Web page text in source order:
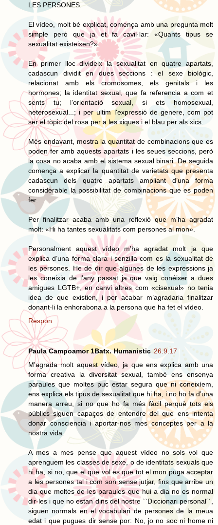
LES PERSONES.
El vídeo, molt bé explicat, comença amb una pregunta molt
simple però que ja et fa cavil·lar: «Quants tipus se
sexualitat existeixen?»
En primer lloc divideix la sexualitat en quatre apartats,
cadascun dividit en dues seccions : el sexe biològic,
relacionat amb els cromosomes, els genitals i les
hormones; la identitat sexual, que fa referencia a com et
sents tu; l’orientació sexual, si ets homosexual,
heterosexual...; i per ultim l'expressió de genere, com pot
ser el tòpic del rosa per a les xiques i el blau per als xics.
Més endavant, mostra la quantitat de combinacions que es
poden fer amb aquests apartats i les seues seccions, però
la cosa no acaba amb el sistema sexual binari. De seguida
comença a explicar la quantitat de varietats que presenta
cadascun dels quatre apartats ampliant d’una forma
considerable la possibilitat de combinacions que es poden
fer.
Per finalitzar acaba amb una reflexió que m’ha agradat
molt: «Hi ha tantes sexualitats com persones al mon».
Personalment aquest vídeo m’ha agradat molt ja que
explica d’una forma clara i senzilla com es la sexualitat de
les persones. He de dir que algunes de les expressions ja
les coneixia de l’any passat ja que vaig conéixer a dues
amigues LGTB+, en canvi altres com «cisexual» no tenia
idea de que existien, i per acabar m’agradaria finalitzar
donant-li la enhorabona a la persona que ha fet el vídeo.
Respon
Paula Campoamor 1Batx. Humanistic 26.9.17
M'agrada molt aquest vídeo, ja que ens explica amb una
forma creativa la diversitat sexual, també ens ensenya
paraules que moltes puc estar segura que ni coneixíem,
ens explica els tipus de sexualitat que hi ha, i no ho fa d’una
manera arreu, si no que ho fa més fàcil perquè tots els
públics siguen capaços de entendre del que ens intenta
donar consciencia i aportar-nos mes conceptes per a la
nostra vida.
A mes a mes pense que aquest vídeo no sols vol que
aprenguem les classes de sexe, o de identitats sexuals que
hi ha, si no, que el que vol es que tot el mon puga acceptar
a les persones tal i com son sense jutjar, fins que arribe un
dia que moltes de les paraules que hui a dia no es normal
dir-les i que no estan dins del nostre ``Diccionari personal´´,
siguen normals en el vocabulari de persones de la meua
edat i que pugues dir sense por: No, jo no soc ni home ni